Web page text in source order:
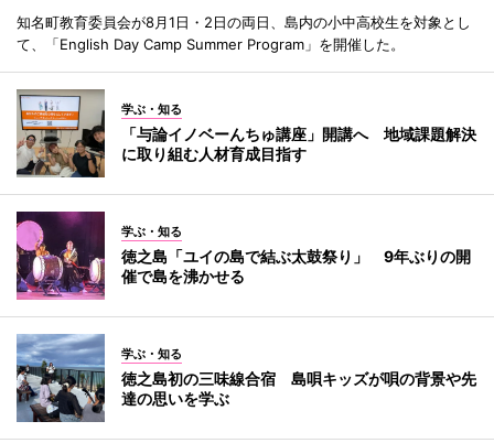
知名町教育委員会が8月1日・2日の両日、島内の小中高校生を対象とし
て、「English Day Camp Summer Program」を開催した。
学ぶ・知る
「与論イノベーんちゅ講座」開講へ 地域課題解決
に取り組む人材育成目指す
学ぶ・知る
徳之島「ユイの島で結ぶ太鼓祭り」 9年ぶりの開
催で島を沸かせる
学ぶ・知る
徳之島初の三味線合宿 島唄キッズが唄の背景や先
達の思いを学ぶ